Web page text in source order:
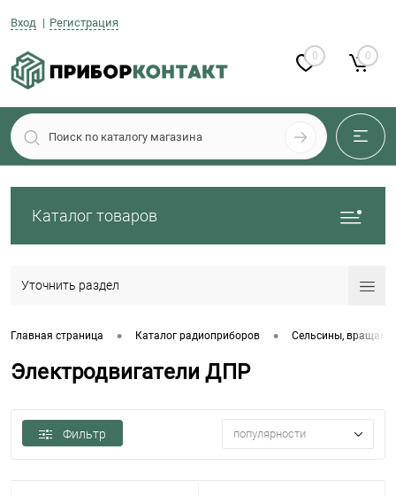
Вход Регистрация
0 0
Каталог товаров
Уточнить раздел
Главная страница • Каталог радиоприборов • Сельсины,
Электродвигатели ДПР
Фильтр популярности